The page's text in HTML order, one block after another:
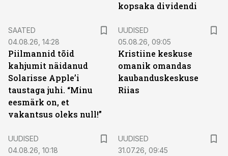
kopsaka dividendi
SAATED
04.08.26, 14:28
Piilmannid tõid
kahjumit näidanud
Solarisse Apple’i
taustaga juhi. “Minu
eesmärk on, et
vakantsus oleks null!”
UUDISED
05.08.26, 09:05
Kristiine keskuse
omanik omandas
kaubanduskeskuse
Riias
UUDISED
04.08.26, 10:18
UUDISED
31.07.26, 09:45